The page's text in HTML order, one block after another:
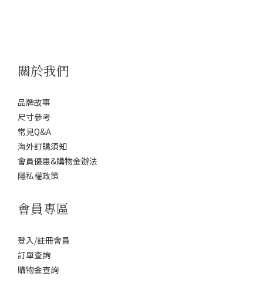
關於我們
品牌故事
尺寸參考
常見Q&A
海外訂購須知
會員優惠&購物金辦法
隱私權政策
會員專區
登入/註冊會員
訂單查詢
購物金查詢